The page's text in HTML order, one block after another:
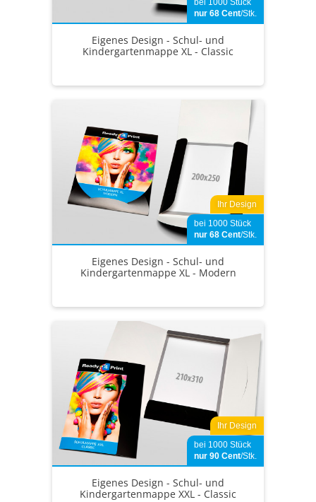
nur 68 Cent/Stk.
Eigenes Design - Schul- und
Kindergartenmappe XL - Classic
Ihr Design
bei 1000 Stück
nur 68 Cent/Stk.
Eigenes Design - Schul- und
Kindergartenmappe XL - Modern
Ihr Design
bei 1000 Stück
nur 90 Cent/Stk.
Eigenes Design - Schul- und
Kindergartenmappe XXL - Classic